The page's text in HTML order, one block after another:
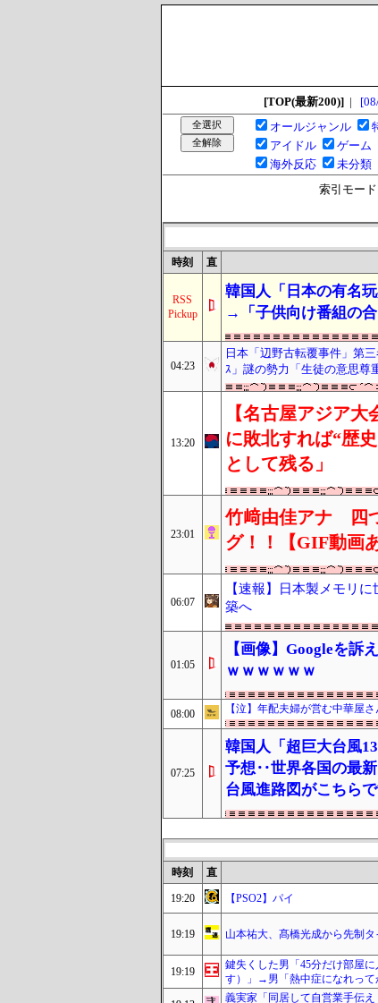
[TOP(最新200)] |
オールジャンル
アイドル
ゲーム
海外反応
未分類
索引モー
時刻 直
RSS
Pickup
韓国人「日本の有名
→「子供向け番組の合
04:23
日本「辺野古転覆事件」第
ｽ」謎の勢力「生徒の意思尊
13:20
【名古屋アジア
に敗北すれば“歴
として残る」
23:01
竹﨑由佳アナ 四
グ！！【GIF動画あ
06:07
【速報】日本製メモリ
築へ
01:05
【画像】Googleを訴
ｗｗｗｗｗｗ
08:00 【泣】年配夫婦が営む中華屋
07:25
韓国人「超巨大台風
予想‥世界各国の最
台風進路図がこちら
時刻
直
19:20 【PSO2】パイ
19:19 山本祐大、髙橋光成から先制タ
19:19
鍵失くした男「45分だけ部屋
す）」→男「熱中症になれって
義実家「同居して自営業手伝